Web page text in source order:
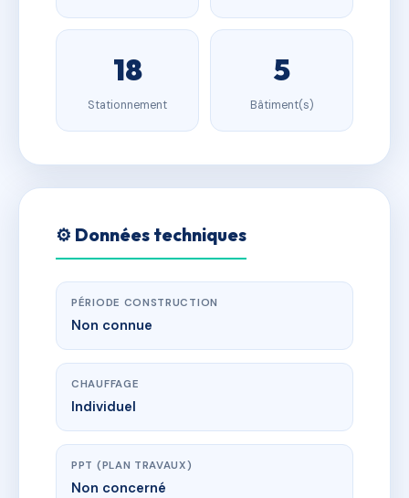
18
Stationnement
5
Bâtiment(s)
⚙️ Données techniques
PÉRIODE CONSTRUCTION
Non connue
CHAUFFAGE
Individuel
PPT (PLAN TRAVAUX)
Non concerné